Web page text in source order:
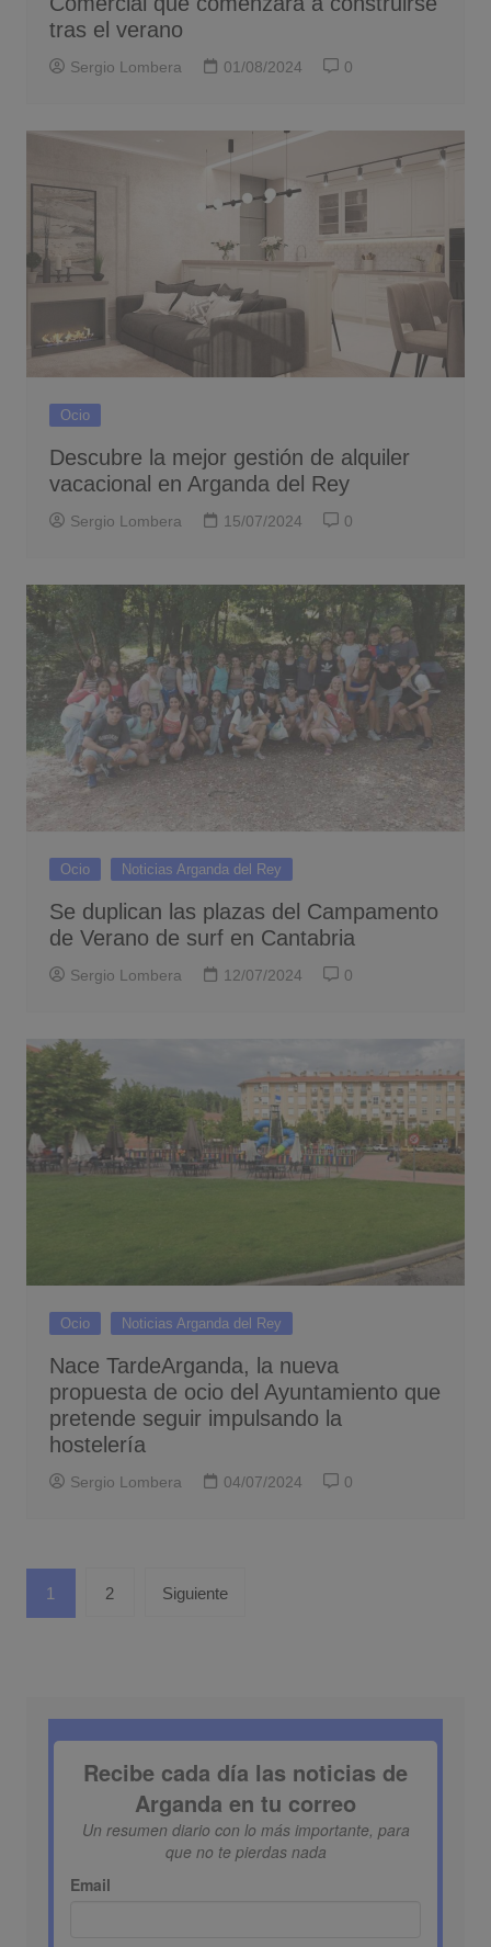
tras el verano
Sergio Lombera 01/08/2024 0
Ocio
Descubre la mejor gestión de alquiler
vacacional en Arganda del Rey
Sergio Lombera 15/07/2024 0
Ocio Noticias Arganda del Rey
Se duplican las plazas del Campamento
de Verano de surf en Cantabria
Sergio Lombera 12/07/2024 0
Ocio Noticias Arganda del Rey
Nace TardeArganda, la nueva
propuesta de ocio del Ayuntamiento que
pretende seguir impulsando la
hostelería
Sergio Lombera 04/07/2024 0
Paginación
de
1 2 Siguiente